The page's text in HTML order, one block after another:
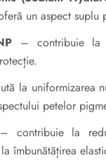
un aspect suplu
– contribuie la
la uniformizarea
petelor
– contribuie la
îmbunătățirea